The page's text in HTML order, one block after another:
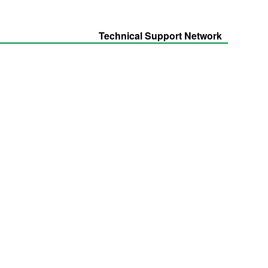
Technical Support Network